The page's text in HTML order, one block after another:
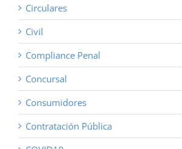
Circulares
Civil
Compliance Penal
Concursal
Consumidores
Contratación Pública